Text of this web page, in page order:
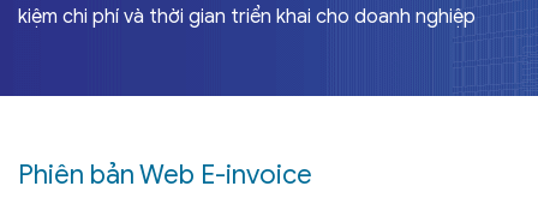
kiệm chi phí và thời gian triển khai cho doanh nghiệp
Phiên bản Web E-invoice